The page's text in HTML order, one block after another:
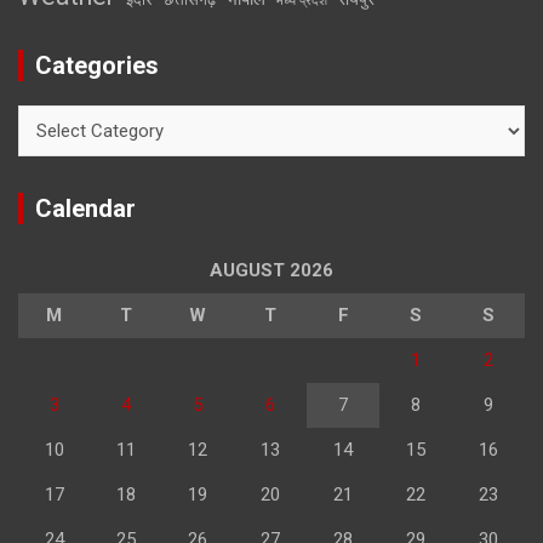
Categories
Calendar
AUGUST 2026
M T W T F S S
1 2
3 4 5 6 7 8 9
10 11 12 13 14 15 16
17 18 19 20 21 22 23